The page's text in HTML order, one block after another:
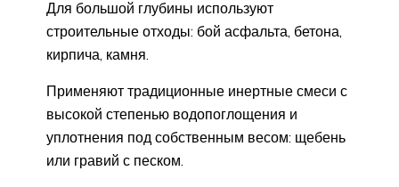
Для большой глубины используют
строительные отходы: бой асфальта, бетона,
кирпича, камня.
Применяют традиционные инертные смеси с
высокой степенью водопоглощения и
уплотнения под собственным весом: щебень
или гравий с песком.